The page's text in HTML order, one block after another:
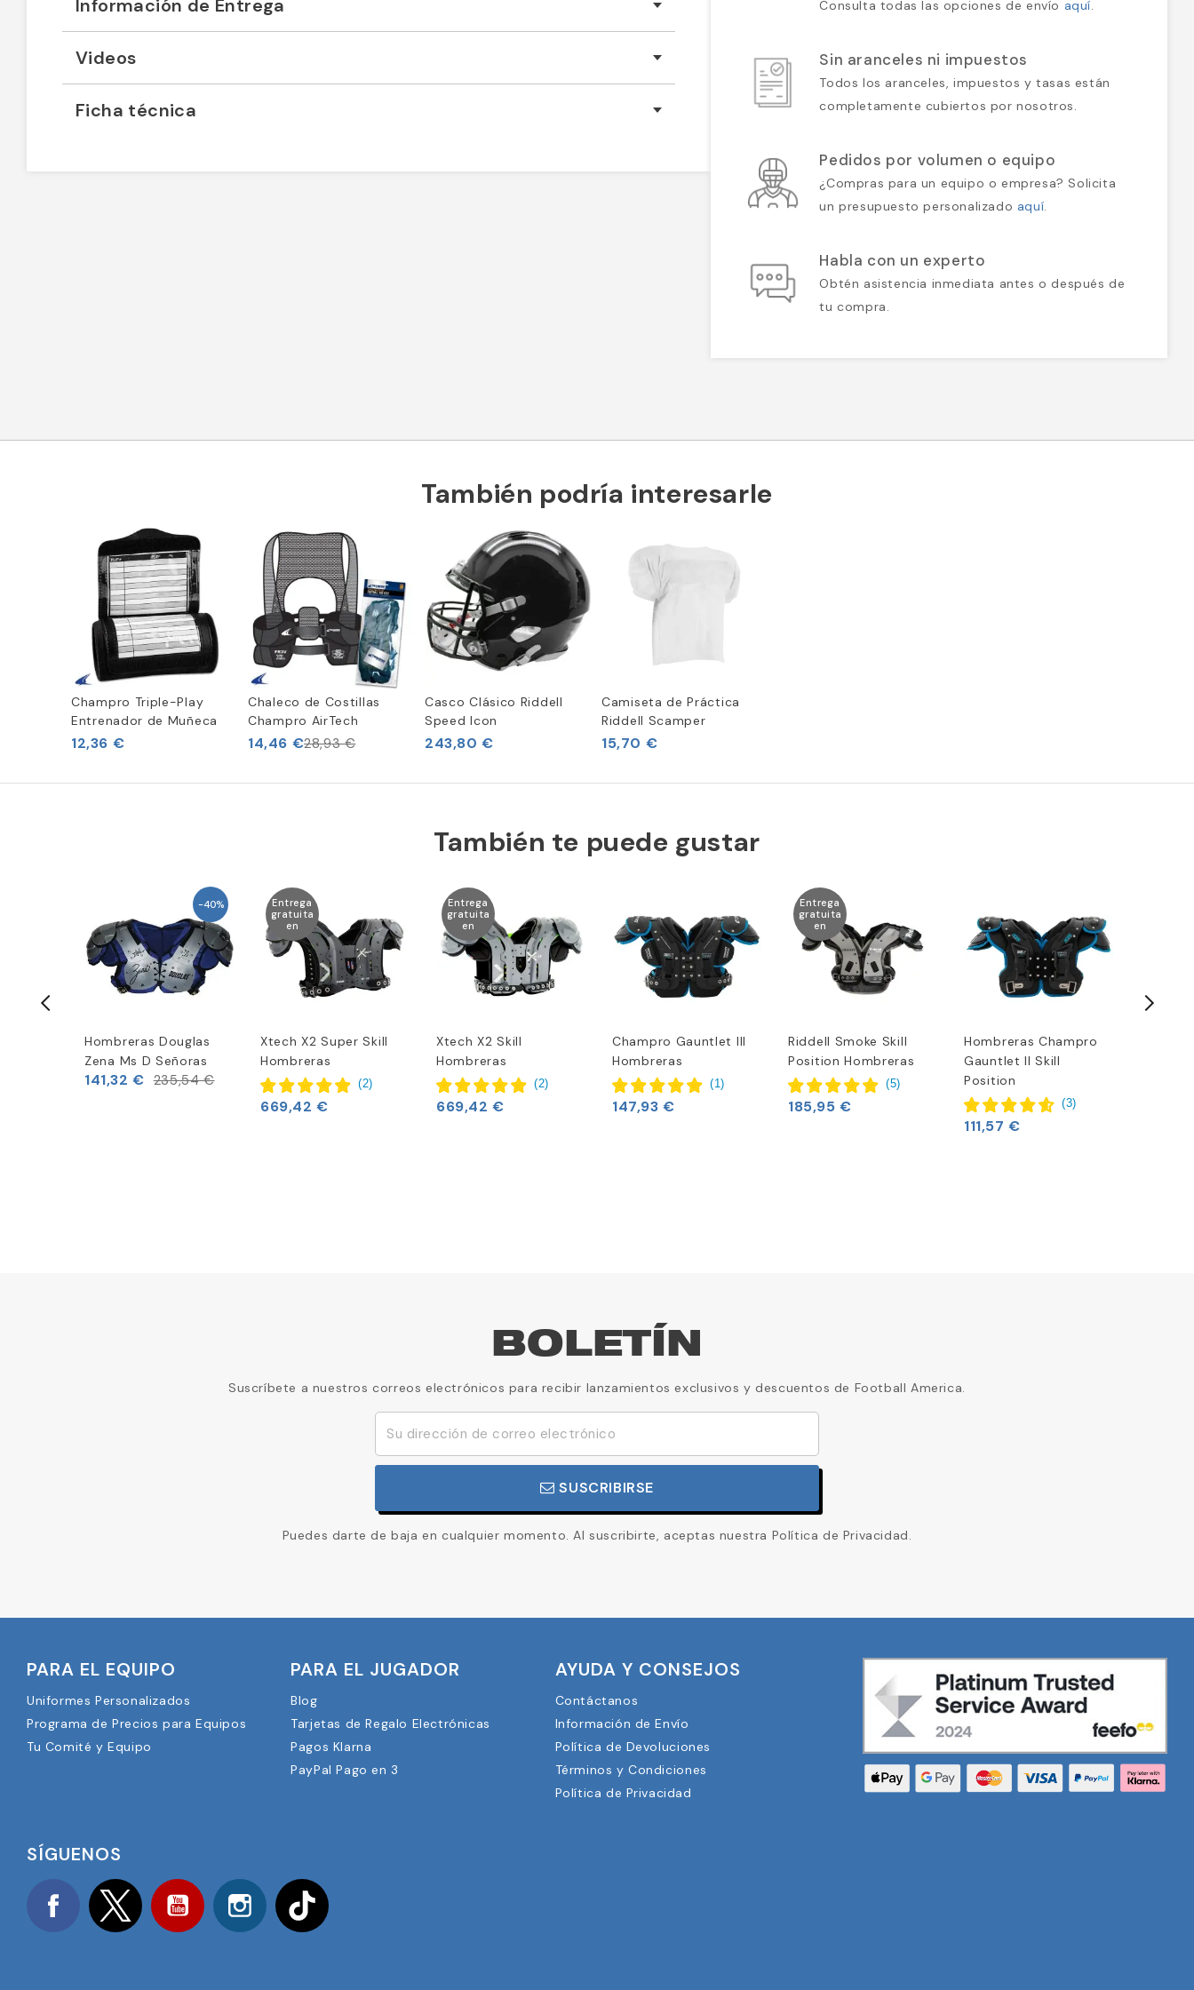
Información de Entrega
Videos
Ficha técnica
Consulta todas las opciones de envío aquí.
Sin aranceles ni impuestos
Todos los aranceles, impuestos y tasas están
completamente cubiertos por nosotros.
Pedidos por volumen o equipo
¿Compras para un equipo o empresa? Solicita
un presupuesto personalizado aquí.
Habla con un experto
Obtén asistencia inmediata antes o después de
tu compra.
También podría interesarle
Champro Triple-Play
Entrenador de Muñeca
12,36 €
Chaleco de Costillas
Champro AirTech
14,46 €28,93 €
Casco Clásico Riddell
Speed Icon
243,80 €
Camiseta de Práctica
Riddell Scamper
15,70 €
También te puede gustar
-40%
Hombreras Douglas
Zena Ms D Señoras
141,32 € 235,54 €
Entrega
gratuita
en
Xtech X2 Super Skill
Hombreras
(2)
669,42 €
Entrega
gratuita
en
Xtech X2 Skill
Hombreras
(2)
669,42 €
Champro Gauntlet III
Hombreras
(1)
147,93 €
Entrega
gratuita
en
Riddell Smoke Skill
Position Hombreras
(5)
185,95 €
Hombreras Champro
Gauntlet II Skill
Position
(3)
111,57 €
BOLETÍN
Suscríbete a nuestros correos electrónicos para recibir lanzamientos exclusivos y descuentos de Football America.
SUSCRIBIRSE
Puedes darte de baja en cualquier momento. Al suscribirte, aceptas nuestra Política de Privacidad.
PARA EL EQUIPO
Uniformes Personalizados
Programa de Precios para Equipos
Tu Comité y Equipo
PARA EL JUGADOR
Blog
Tarjetas de Regalo Electrónicas
Pagos Klarna
PayPal Pago en 3
AYUDA Y CONSEJOS
Contáctanos
Información de Envío
Política de Devoluciones
Términos y Condiciones
Política de Privacidad
SÍGUENOS
Facebook Twitter YouTube Instagram